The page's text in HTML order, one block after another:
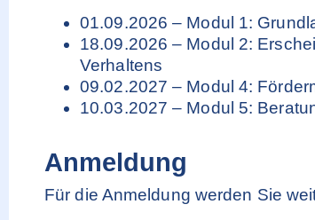
01.09.2026 – Modul 1:
18.09.2026 – Modul 2:
Verhaltens
09.02.2027 – Modul 4:
10.03.2027 – Modul 5:
Anmeldung
Für die Anmeldung werden Sie